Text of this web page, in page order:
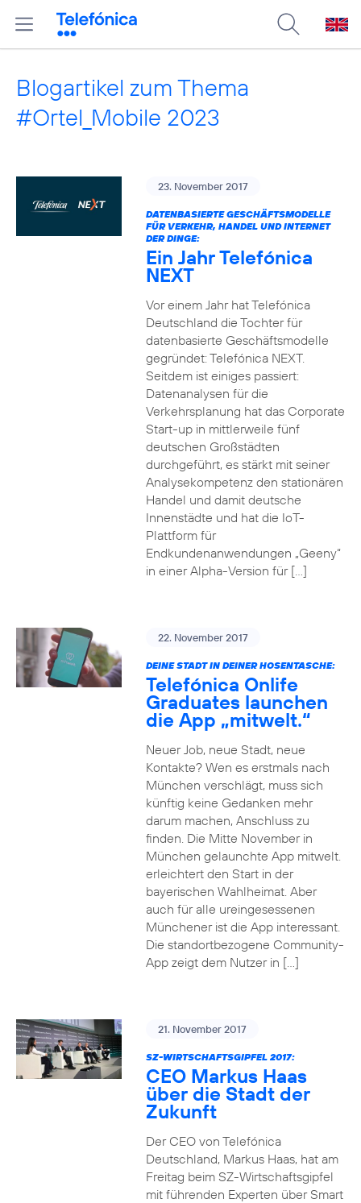
Blogartikel zum Thema
#Ortel_Mobile 2023
23. November 2017
DATENBASIERTE GESCHÄFTSMODELLE
FÜR VERKEHR, HANDEL UND INTERNET
DER DINGE:
Ein Jahr Telefónica
NEXT
Vor einem Jahr hat Telefónica
Deutschland die Tochter für
datenbasierte Geschäftsmodelle
gegründet: Telefónica NEXT.
Seitdem ist einiges passiert:
Datenanalysen für die
Verkehrsplanung hat das Corporate
Start-up in mittlerweile fünf
deutschen Großstädten
durchgeführt, es stärkt mit seiner
Analysekompetenz den stationären
Handel und damit deutsche
Innenstädte und hat die IoT-
Plattform für
Endkundenanwendungen „Geeny“
in einer Alpha-Version für […]
22. November 2017
DEINE STADT IN DEINER HOSENTASCHE:
Telefónica Onlife
Graduates launchen
die App „mitwelt.“
Neuer Job, neue Stadt, neue
Kontakte? Wen es erstmals nach
München verschlägt, muss sich
künftig keine Gedanken mehr
darum machen, Anschluss zu
finden. Die Mitte November in
München gelaunchte App mitwelt.
erleichtert den Start in der
bayerischen Wahlheimat. Aber
auch für alle ureingesessenen
Münchener ist die App interessant.
Die standortbezogene Community-
App zeigt dem Nutzer in […]
21. November 2017
SZ-WIRTSCHAFTSGIPFEL 2017:
CEO Markus Haas
über die Stadt der
Zukunft
Der CEO von Telefónica
Deutschland, Markus Haas, hat am
Freitag beim SZ-Wirtschaftsgipfel
mit führenden Experten über Smart